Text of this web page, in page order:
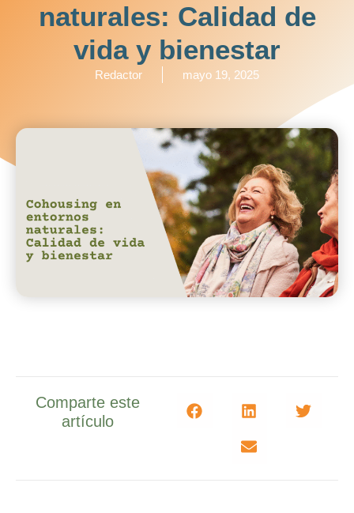
naturales: Calidad de
vida y bienestar
Redactor mayo 19, 2025
Comparte este
artículo